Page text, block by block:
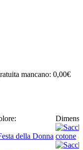
mancano: 0,00€